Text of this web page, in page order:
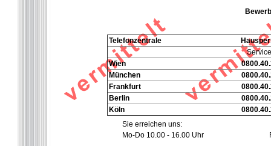
Telefonzentrale
Wien
München
Frankfurt
Berlin
Köln
Sie erreichen uns:
Mo-Do 10.00 - 16.00 Uhr